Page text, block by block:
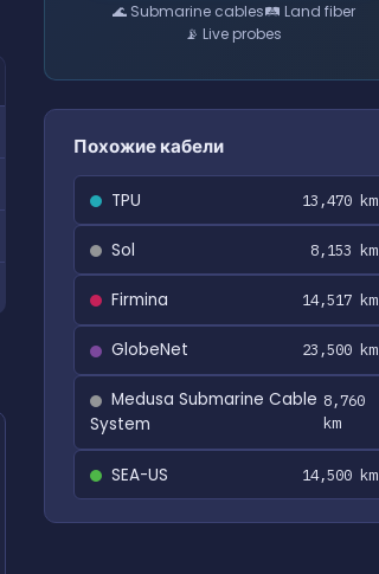
🌊 Submarine cables🛤 Land fiber
📡 Live probes
Похожие кабели
TPU 13,470 km
Sol 8,153 km
Firmina 14,517 km
GlobeNet 23,500 km
Medusa Submarine Cable
System
8,760
km
SEA-US 14,500 km